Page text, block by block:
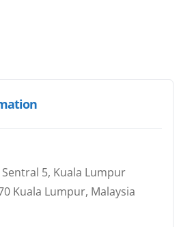
Sentral 5, Kuala Lumpur
Kuala Lumpur, Malaysia